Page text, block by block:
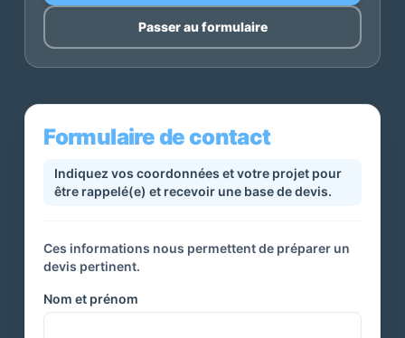
Passer au formulaire
Formulaire de contact
Indiquez vos coordonnées et votre projet pour
être rappelé(e) et recevoir une base de devis.
Ces informations nous permettent de préparer un
devis pertinent.
Nom et prénom